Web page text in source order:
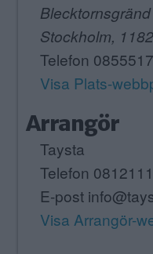
Stockholm,
Telefon
Visa Plats-
Arrangör
Taysta
Telefon
E-post
Visa Arrangör-